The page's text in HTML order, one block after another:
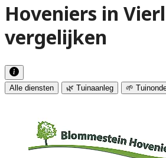
Hoveniers in
vergelijken
Alle diensten 🌿 Tuinaanleg 🌱